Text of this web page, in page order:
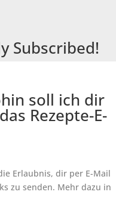
Subscribed!
soll ich dir
Rezepte-E-
Erlaubnis, dir per E-Mail
zu senden. Mehr dazu in